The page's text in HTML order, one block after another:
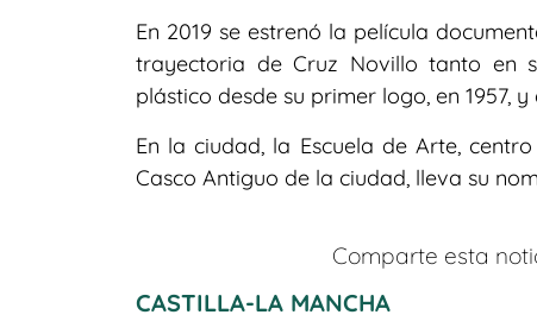
En 2019 se estrenó la película
trayectoria de Cruz Novillo tanto en
plástico desde su primer logo, en 1957,
En la ciudad, la Escuela de Arte,
Casco Antiguo de la ciudad, lleva su
Comparte esta
CASTILLA-LA MANCHA